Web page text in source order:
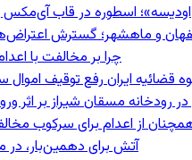
«اودیسه»؛ اسطوره در قاب
و ماهشهر؛ گسترش
چرا بر مخالفت با
قضائیه ایران رفع توقیف اموال
از اعدام برای سرکوب
آتش برای دهمین‌بار، در